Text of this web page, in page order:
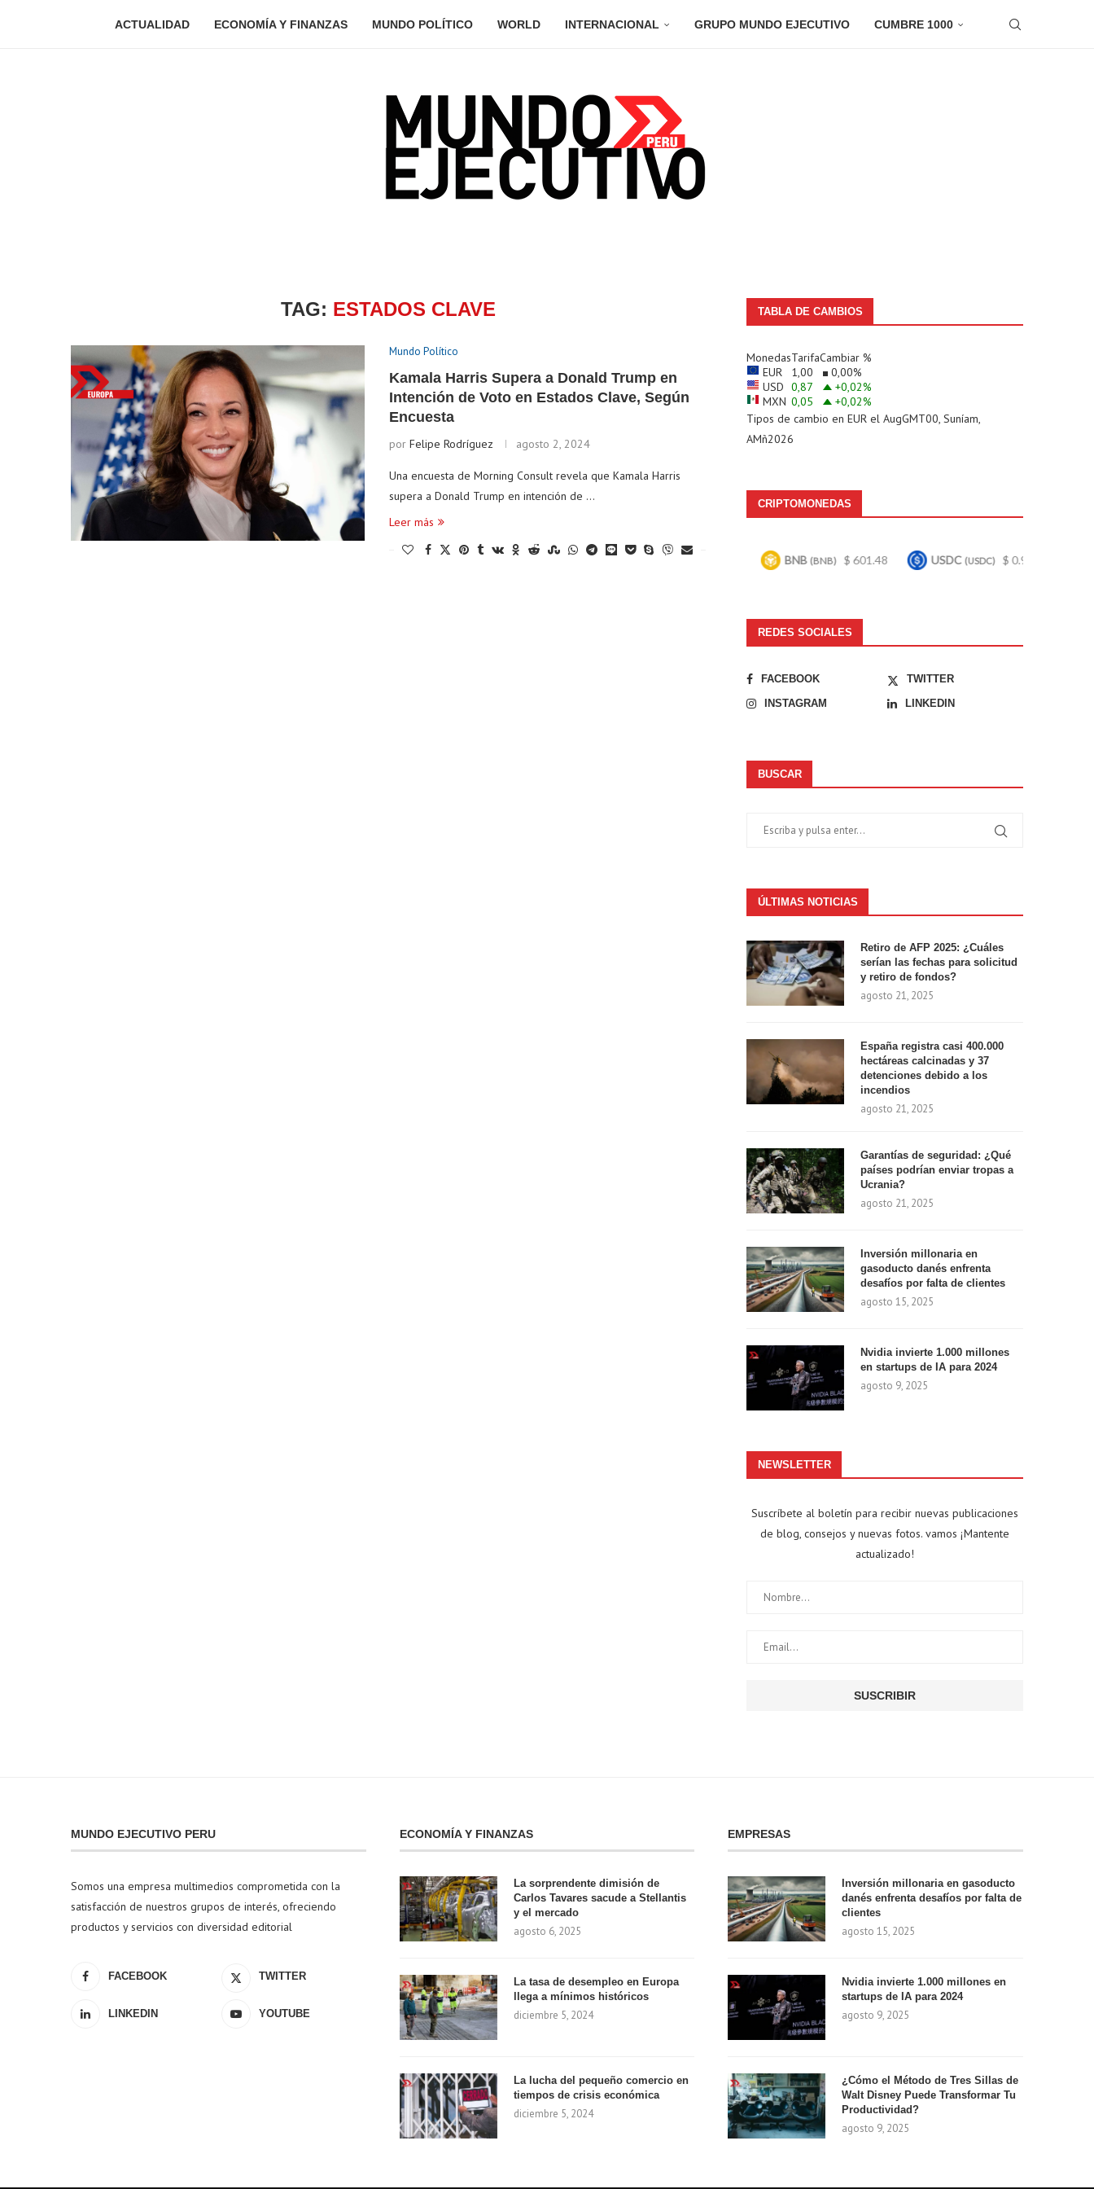
ACTUALIDAD ECONOMÍA Y FINANZAS MUNDO POLÍTICO WORLD INTERNACIONAL GRUPO MUNDO EJECUTIVO CUMBRE 1000
TAG: ESTADOS CLAVE
Mundo Político
Kamala Harris Supera a Donald Trump en
Intención de Voto en Estados Clave, Según
Encuesta
por Felipe Rodríguez agosto 2, 2024
Una encuesta de Morning Consult revela que Kamala Harris
supera a Donald Trump en intención de …
Leer más
TABLA DE CAMBIOS
MonedasTarifaCambiar %
EUR
1,00 0,00%
USD 0,87 +0,02%
MXN 0,05 +0,02%
Tipos de cambio en EUR el AugGMT00, Suníam,
AMñ2026
CRIPTOMONEDAS
$ 1,912.73 Tether $ 0.999369 (BNB) $ 601.48 USDC(USDC) $ 0.999628
REDES SOCIALES
FACEBOOK
TWITTER
INSTAGRAM
LINKEDIN
BUSCAR
ÚLTIMAS NOTICIAS
Retiro de AFP 2025: ¿Cuáles
serían las fechas para solicitud
y retiro de fondos?
agosto 21, 2025
España registra casi 400.000
hectáreas calcinadas y 37
detenciones debido a los
incendios
agosto 21, 2025
Garantías de seguridad: ¿Qué
países podrían enviar tropas a
Ucrania?
agosto 21, 2025
Inversión millonaria en
gasoducto danés enfrenta
desafíos por falta de clientes
agosto 15, 2025
Nvidia invierte 1.000 millones
en startups de IA para 2024
agosto 9, 2025
NEWSLETTER
Suscríbete al boletín para recibir nuevas publicaciones
de blog, consejos y nuevas fotos. vamos ¡Mantente
actualizado!
MUNDO EJECUTIVO PERU
Somos una empresa multimedios comprometida con la
satisfacción de nuestros grupos de interés, ofreciendo
productos y servicios con diversidad editorial
FACEBOOK TWITTER
LINKEDIN YOUTUBE
ECONOMÍA Y FINANZAS
La sorprendente dimisión de
Carlos Tavares sacude a Stellantis
y el mercado
agosto 6, 2025
La tasa de desempleo en Europa
llega a mínimos históricos
diciembre 5, 2024
La lucha del pequeño comercio en
tiempos de crisis económica
diciembre 5, 2024
EMPRESAS
Inversión millonaria en gasoducto
danés enfrenta desafíos por falta de
clientes
agosto 15, 2025
Nvidia invierte 1.000 millones en
startups de IA para 2024
agosto 9, 2025
¿Cómo el Método de Tres Sillas de
Walt Disney Puede Transformar Tu
Productividad?
agosto 9, 2025